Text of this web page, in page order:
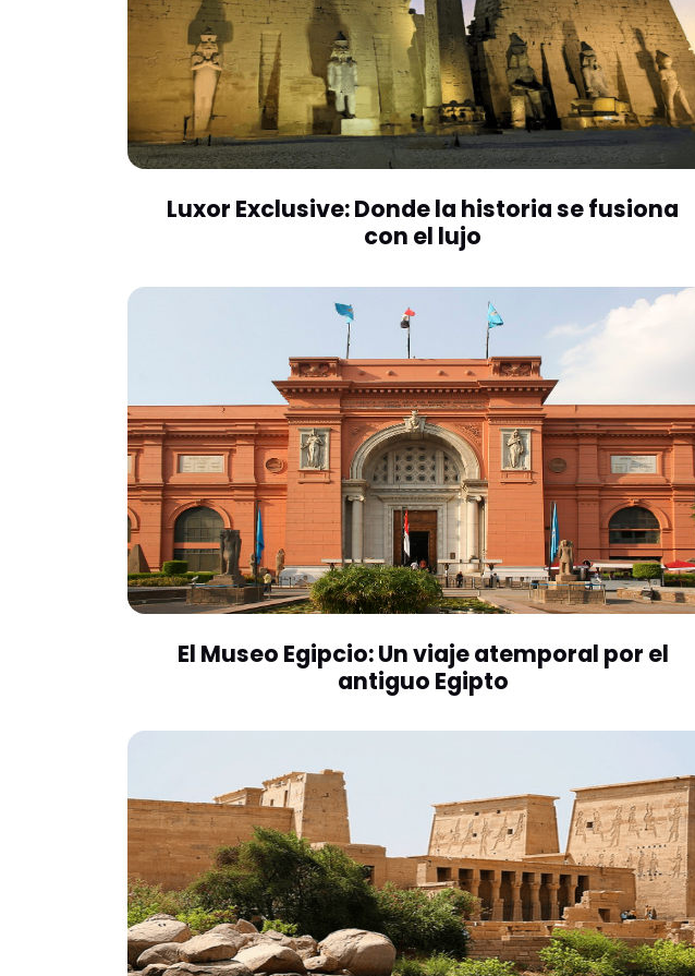
Luxor Exclusive: Donde la historia se fusiona
con el lujo
El Museo Egipcio: Un viaje atemporal por el
antiguo Egipto